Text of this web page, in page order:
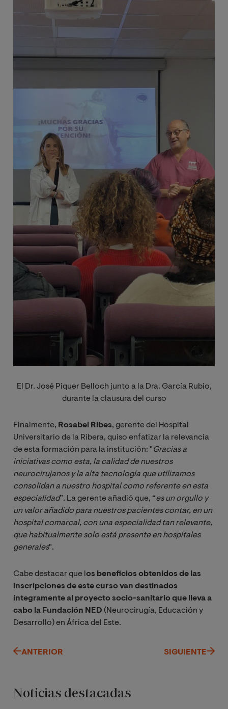
El Dr. José Piquer Belloch junto a la Dra. García Rubio,
durante la clausura del curso
Finalmente, Rosabel Ribes, gerente del Hospital
Universitario de la Ribera, quiso enfatizar la relevancia
de esta formación para la institución: "Gracias a
iniciativas como esta, la calidad de nuestros
neurocirujanos y la alta tecnología que utilizamos
consolidan a nuestro hospital como referente en esta
especialidad”. La gerente añadió que, “es un orgullo y
un valor añadido para nuestros pacientes contar, en un
hospital comarcal, con una especialidad tan relevante,
que habitualmente solo está presente en hospitales
generales".
Cabe destacar que los beneficios obtenidos de las
inscripciones de este curso van destinados
íntegramente al proyecto socio-sanitario que lleva a
cabo la Fundación NED (Neurocirugía, Educación y
Desarrollo) en África del Este.
ANTERIOR SIGUIENTE
Noticias destacadas